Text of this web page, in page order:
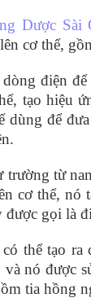
Dược Sài
cơ thể,
điện
tạo hiệu
để
từ
cơ thể, nó
gọi là
thể tạo ra
nó được
tia hồng